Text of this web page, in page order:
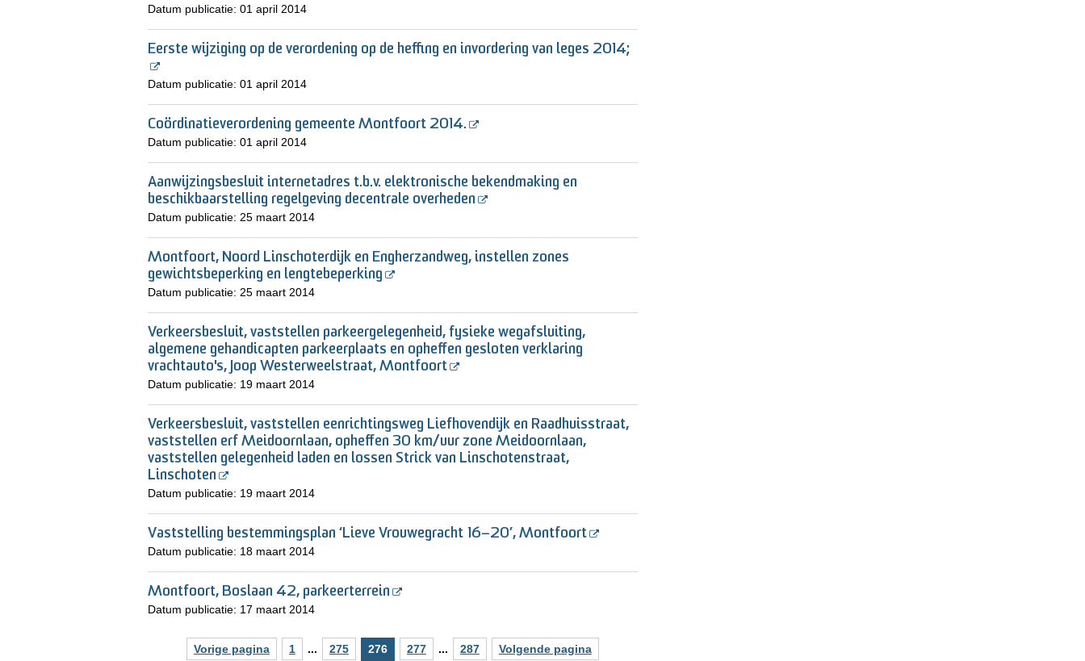
Datum publicatie: 01 april 2014
Eerste wijziging op de verordening op de heffing en invordering van leges 2014;
Datum publicatie: 01 april 2014
Coördinatieverordening gemeente Montfoort 2014.
Datum publicatie: 01 april 2014
Aanwijzingsbesluit internetadres t.b.v. elektronische bekendmaking en
beschikbaarstelling regelgeving decentrale overheden
Datum publicatie: 25 maart 2014
Montfoort, Noord Linschoterdijk en Engherzandweg, instellen zones
gewichtsbeperking en lengtebeperking
Datum publicatie: 25 maart 2014
Verkeersbesluit, vaststellen parkeergelegenheid, fysieke wegafsluiting,
algemene gehandicapten parkeerplaats en opheffen gesloten verklaring
vrachtauto's, Joop Westerweelstraat, Montfoort
Datum publicatie: 19 maart 2014
Verkeersbesluit, vaststellen eenrichtingsweg Liefhovendijk en Raadhuisstraat,
vaststellen erf Meidoornlaan, opheffen 30 km/uur zone Meidoornlaan,
vaststellen gelegenheid laden en lossen Strick van Linschotenstraat,
Linschoten
Datum publicatie: 19 maart 2014
Vaststelling bestemmingsplan ‘Lieve Vrouwegracht 16–20’, Montfoort
Datum publicatie: 18 maart 2014
Montfoort, Boslaan 42, parkeerterrein
Datum publicatie: 17 maart 2014
Vorige pagina 1 ... 275 276 277 ... 287 Volgende pagina